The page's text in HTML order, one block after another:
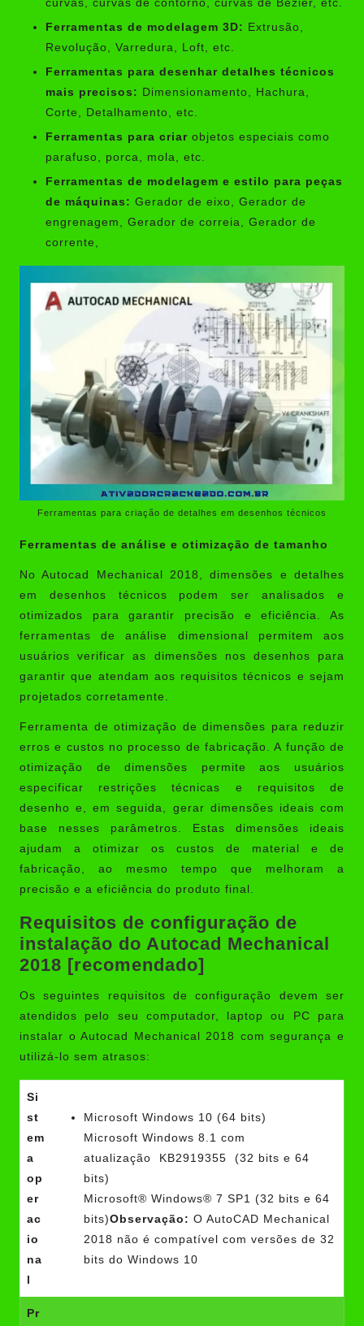
curvas, curvas de contorno, curvas de Bézier, etc.
Ferramentas de modelagem 3D: Extrusão,
Revolução, Varredura, Loft, etc.
Ferramentas para desenhar detalhes técnicos
mais precisos: Dimensionamento, Hachura,
Corte, Detalhamento, etc.
Ferramentas para criar objetos especiais como
parafuso, porca, mola, etc.
Ferramentas de modelagem e estilo para peças
de máquinas: Gerador de eixo, Gerador de
engrenagem, Gerador de correia, Gerador de
corrente,
Ferramentas para criação de detalhes em desenhos técnicos
Ferramentas de análise e otimização de tamanho
No Autocad Mechanical 2018, dimensões e detalhes
em desenhos técnicos podem ser analisados ​​e
otimizados para garantir precisão e eficiência. As
ferramentas de análise dimensional permitem aos
usuários verificar as dimensões nos desenhos para
garantir que atendam aos requisitos técnicos e sejam
projetados corretamente.
Ferramenta de otimização de dimensões para reduzir
erros e custos no processo de fabricação. A função de
otimização de dimensões permite aos usuários
especificar restrições técnicas e requisitos de
desenho e, em seguida, gerar dimensões ideais com
base nesses parâmetros. Estas dimensões ideais
ajudam a otimizar os custos de material e de
fabricação, ao mesmo tempo que melhoram a
precisão e a eficiência do produto final.
Requisitos de configuração de
instalação do Autocad Mechanical
2018 [recomendado]
Os seguintes requisitos de configuração devem ser
atendidos pelo seu computador, laptop ou PC para
instalar o Autocad Mechanical 2018 com segurança e
utilizá-lo sem atrasos:
Si
st
em
a
op
er
ac
io
na
Microsoft Windows 10 (64 bits)
Microsoft Windows 8.1 com
atualização KB2919355 (32 bits e 64
bits)
Microsoft® Windows® 7 SP1 (32 bits e 64
bits)Observação: O AutoCAD Mechanical
2018 não é compatível com versões de 32
bits do Windows 10
Pr